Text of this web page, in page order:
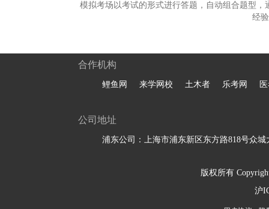
模拟考场以考试的形式进行答题，自动组合题型
经
合作机构
鲤鱼网 来学网校 土木者 乐考网
公司地址
浦东公司：上海市浦东新区东方路818号众城
版权所有
沪